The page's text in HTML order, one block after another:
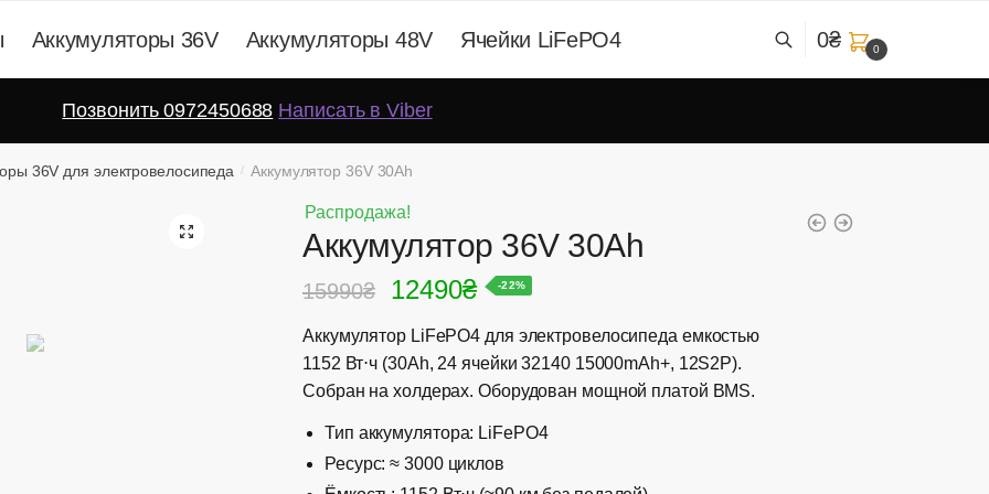
Аккумуляторы 36V Аккумуляторы 48V Ячейки LiFePO4 0₴ 0
Позвонить 0972450688 Написать в Viber
36V для электровелосипеда / Аккумулятор 36V 30Ah
🔍
Распродажа!
Аккумулятор 36V 30Ah
15990₴ 12490₴ -22%
Аккумулятор LiFePO4 для электровелосипеда емкостью
1152 Вт⋅ч (30Ah, 24 ячейки 32140 15000mAh+, 12S2P).
Собран на холдерах. Оборудован мощной платой BMS.
Тип аккумулятора: LiFePO4
Ресурс: ≈ 3000 циклов